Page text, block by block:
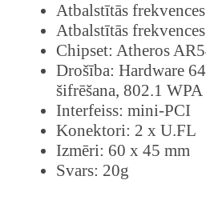
Atbalstītās
Atbalstītās
Chipset: Atheros
Drošība: Hardware
šifrēšana, 802.1
Interfeiss: mini-PCI
Konektori: 2 x U.FL
Izmēri: 60 x 45 mm
Svars: 20g